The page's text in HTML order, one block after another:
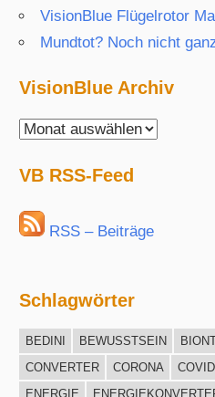
VisionBlue Flügelrotor
Mundtot? Noch nicht
VisionBlue Archiv
VisionBlue
VB RSS-Feed
RSS – Beiträge
Schlagwörter
BEDINI BEWUSSTSEIN
CONVERTER
CORONA
ENERGIE